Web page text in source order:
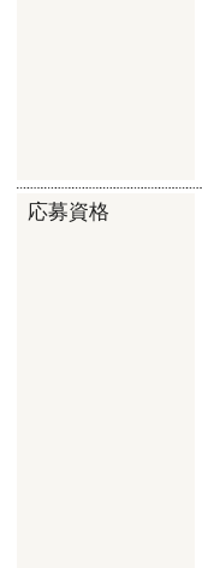
応募資格